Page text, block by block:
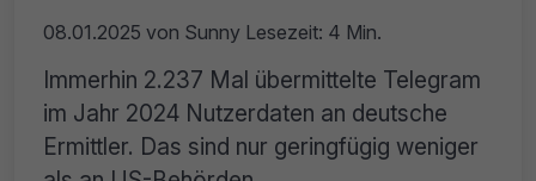
08.01.2025 von Sunny Lesezeit: 4 Min.
Immerhin 2.237 Mal übermittelte Telegram
im Jahr 2024 Nutzerdaten an deutsche
Ermittler. Das sind nur geringfügig weniger